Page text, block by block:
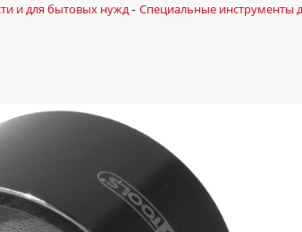
и для бытовых нужд- Специальные инструменты